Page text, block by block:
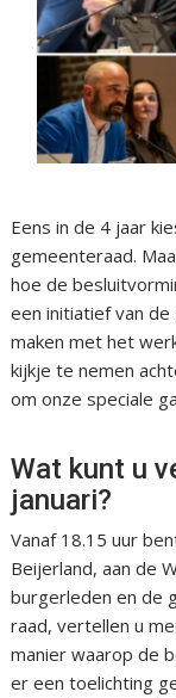
Eens in de 4 jaar
gemeenteraad.
hoe de
een initiatief van
maken met het
kijkje te nemen
om onze speciale
Wat kunt u
januari?
Vanaf 18.15 uur
Beijerland, aan de
burgerleden en de
raad, vertellen u
manier waarop de
er een toelichting